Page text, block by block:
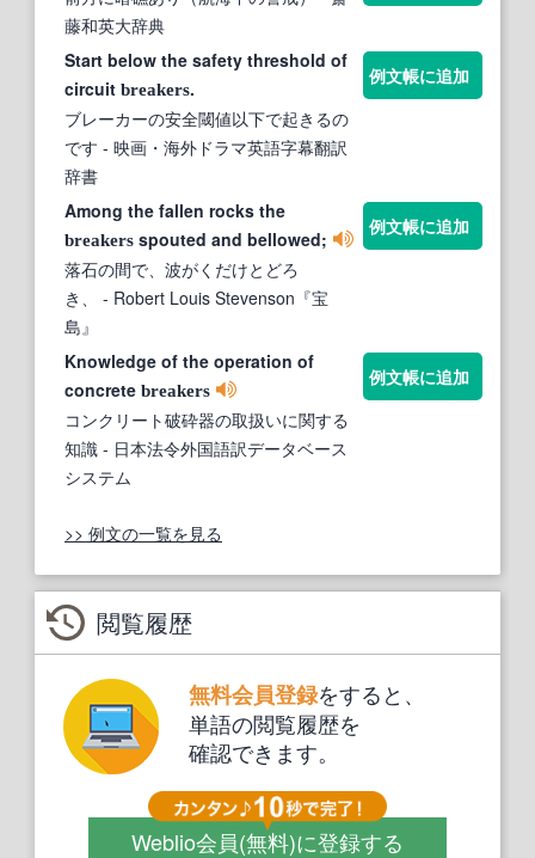
藤和英大辞典
Start below the safety threshold of
circuit breakers.
ブレーカーの安全閾値以下で起きるの
です - 映画・海外ドラマ英語字幕翻訳
辞書
例文帳に追加
Among the fallen rocks the
breakers spouted and bellowed;
落石の間で、波がくだけとどろ
き、
- Robert Louis Stevenson『宝
島』
例文帳に追加
Knowledge of the operation of
concrete breakers
コンクリート破砕器の取扱いに関する
知識 - 日本法令外国語訳データベース
システム
例文帳に追加
>> 例文の一覧を見る
閲覧履歴
無料会員登録をすると、
単語の閲覧履歴を
確認できます。
Weblio会員(無料)に登録する